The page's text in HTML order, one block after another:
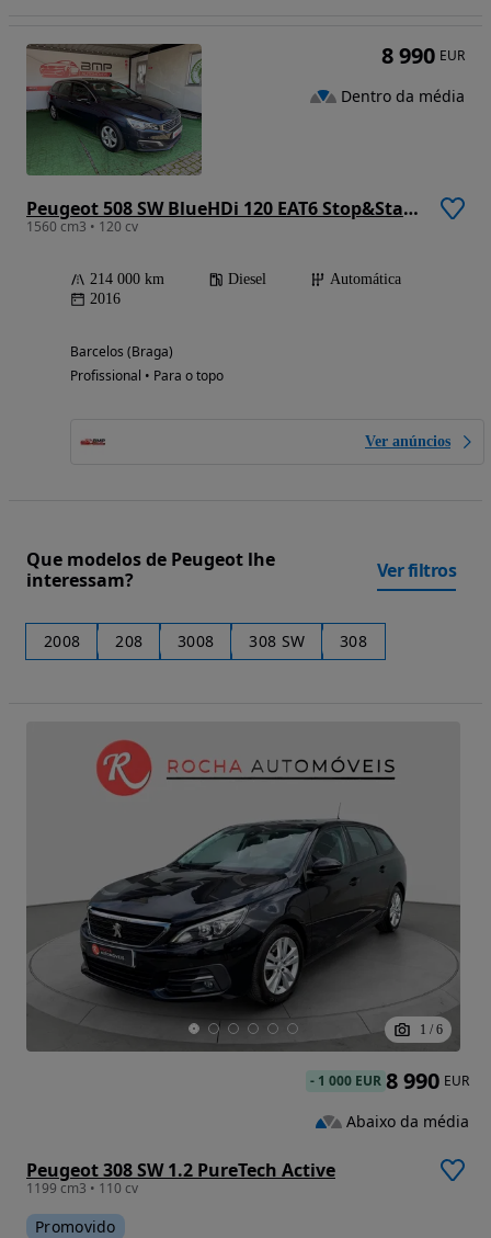
Peugeot 508 SW BlueHDi 120 EAT6 Stop&Start Allure
1560 cm3 • 120 cv
214 000 km Diesel
Automática
2016
Barcelos (Braga)
Profissional • Para o topo
Ver anúncios
8 990 EUR
Dentro da média
Que modelos de Peugeot lhe
interessam?
Ver filtros
2008 208 3008 308 SW 308
1 / 6
Peugeot 308 SW 1.2 PureTech Active
1199 cm3 • 110 cv
Promovido
- 1 000 EUR 8 990 EUR
Abaixo da média